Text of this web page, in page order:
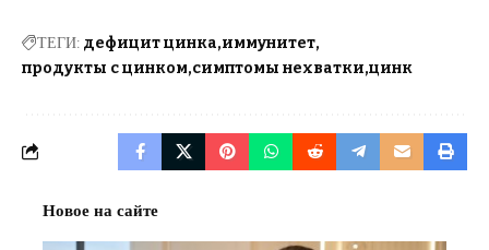
ТЕГИ: дефицит цинка иммунитет
продукты с цинком симптомы нехватки цинк
Новое на сайте